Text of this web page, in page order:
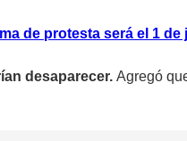
de protesta será el 1 de
desaparecer. Agregó